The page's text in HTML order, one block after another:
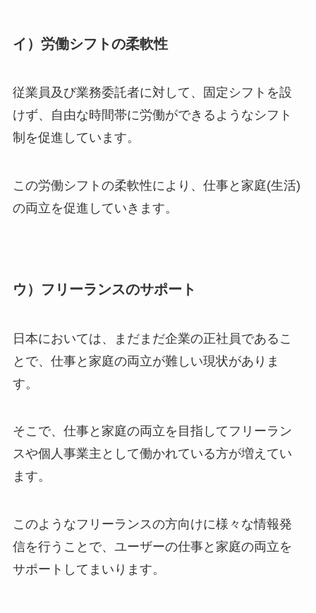
イ）労働シフトの柔軟性
従業員及び業務委託者に対して、固定シフトを設
けず、自由な時間帯に労働ができるようなシフト
制を促進しています。
この労働シフトの柔軟性により、仕事と家庭(生活)
の両立を促進していきます。
ウ）フリーランスのサポート
日本においては、まだまだ企業の正社員であるこ
とで、仕事と家庭の両立が難しい現状がありま
す。
そこで、仕事と家庭の両立を目指してフリーラン
スや個人事業主として働かれている方が増えてい
ます。
このようなフリーランスの方向けに様々な情報発
信を行うことで、ユーザーの仕事と家庭の両立を
サポートしてまいります。